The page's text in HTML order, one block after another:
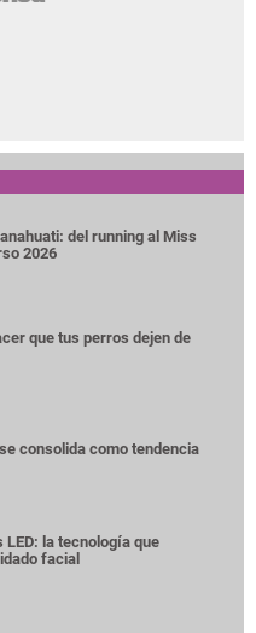
del running al Miss
2026
que tus perros dejen de
se consolida como tendencia
LED: la tecnología que
facial